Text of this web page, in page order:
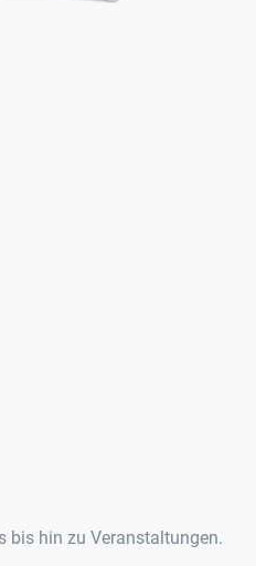
bis hin zu Veranstaltungen.